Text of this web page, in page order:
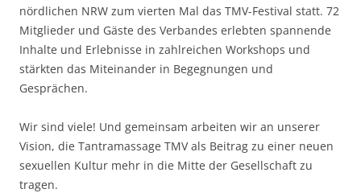
nördlichen NRW zum vierten Mal das TMV-Festival statt. 72
Mitglieder und Gäste des Verbandes erlebten spannende
Inhalte und Erlebnisse in zahlreichen Workshops und
stärkten das Miteinander in Begegnungen und
Gesprächen.
Wir sind viele! Und gemeinsam arbeiten wir an unserer
Vision, die Tantramassage TMV als Beitrag zu einer neuen
sexuellen Kultur mehr in die Mitte der Gesellschaft zu
tragen.